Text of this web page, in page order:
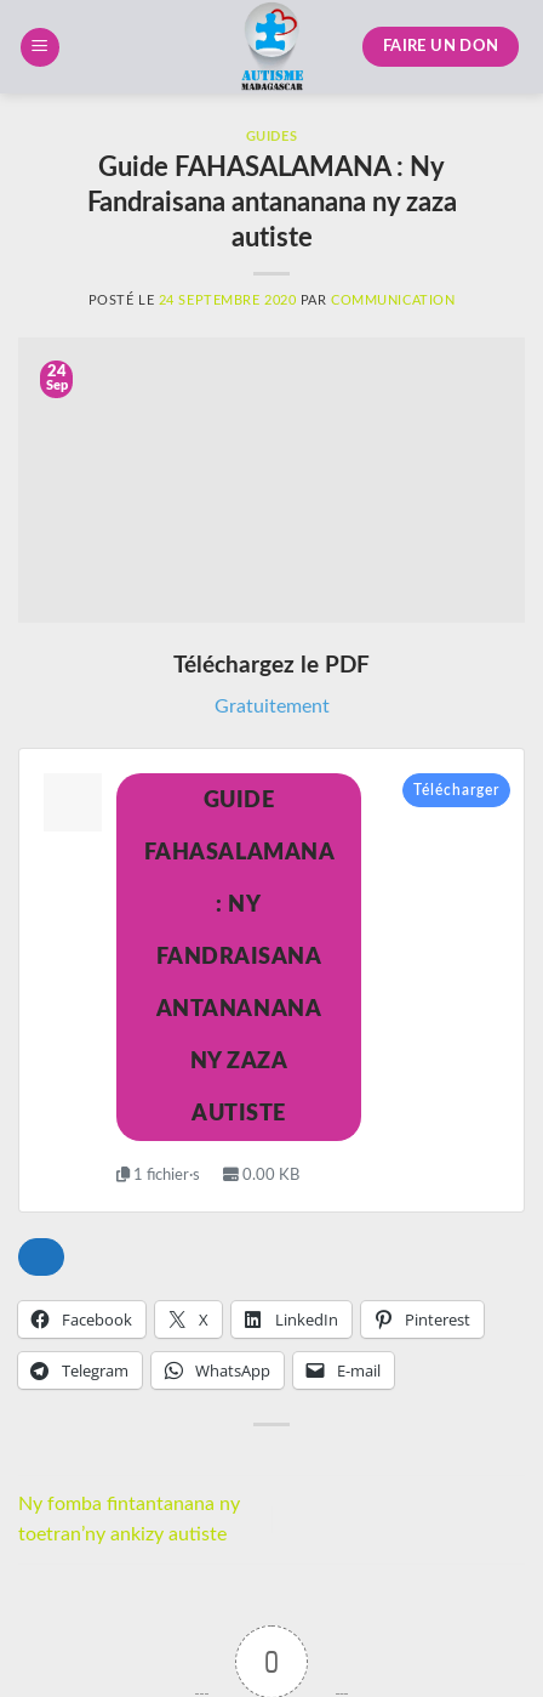
FAIRE UN DON
GUIDES
Guide FAHASALAMANA : Ny
Fandraisana antananana ny zaza
autiste
POSTÉ LE 24 SEPTEMBRE 2020 PARCOMMUNICATION
24
Sep
Téléchargez le PDF
Gratuitement
GUIDE
FAHASALAMANA
: NY
FANDRAISANA
ANTANANANA
NY ZAZA
AUTISTE
1 fichier·s 0.00 KB
Télécharger
Facebook X LinkedIn Pinterest
Telegram WhatsApp E-mail
Ny fomba fintantanana ny
toetran’ny ankizy autiste
0